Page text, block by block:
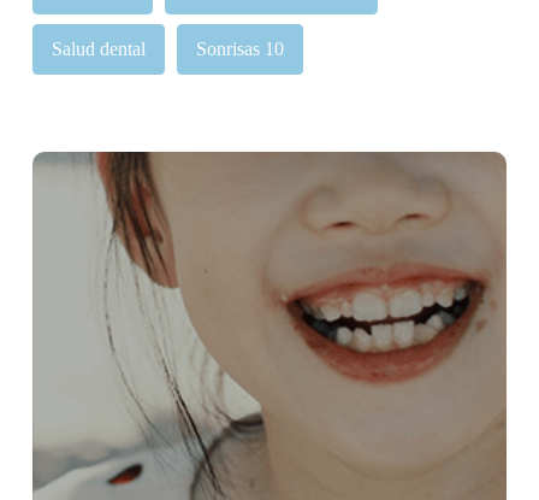
Salud dental Sonrisas 10